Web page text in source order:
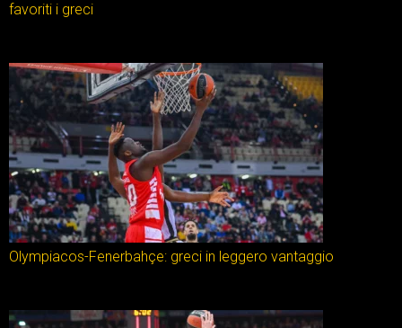
favoriti i greci
Olympiacos-Fenerbahçe: greci in leggero vantaggio